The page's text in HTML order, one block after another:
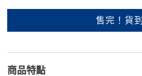
售完！貨
商品特點